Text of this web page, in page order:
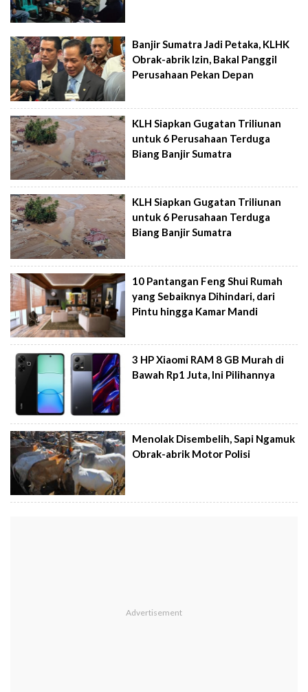
Banjir Sumatra Jadi Petaka, KLHK
Obrak-abrik Izin, Bakal Panggil
Perusahaan Pekan Depan
KLH Siapkan Gugatan Triliunan
untuk 6 Perusahaan Terduga
Biang Banjir Sumatra
KLH Siapkan Gugatan Triliunan
untuk 6 Perusahaan Terduga
Biang Banjir Sumatra
10 Pantangan Feng Shui Rumah
yang Sebaiknya Dihindari, dari
Pintu hingga Kamar Mandi
3 HP Xiaomi RAM 8 GB Murah di
Bawah Rp1 Juta, Ini Pilihannya
Menolak Disembelih, Sapi Ngamuk
Obrak-abrik Motor Polisi